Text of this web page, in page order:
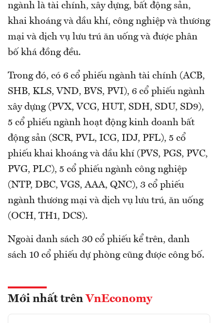
ngành là tài chính, xây dựng, bất động sản,
khai khoáng và dầu khí, công nghiệp và thương
mại và dịch vụ lưu trú ăn uống và được phân
bố khá đồng đều.
Trong đó, có 6 cổ phiếu ngành tài chính (ACB,
SHB, KLS, VND, BVS, PVI), 6 cổ phiếu ngành
xây dựng (PVX, VCG, HUT, SDH, SDU, SD9),
5 cổ phiếu ngành hoạt động kinh doanh bất
động sản (SCR, PVL, ICG, IDJ, PFL), 5 cổ
phiếu khai khoáng và dầu khí (PVS, PGS, PVC,
PVG, PLC), 5 cổ phiếu ngành công nghiệp
(NTP, DBC, VGS, AAA, QNC), 3 cổ phiếu
ngành thương mại và dịch vụ lưu trú, ăn uống
(OCH, TH1, DCS).
Ngoài danh sách 30 cổ phiếu kể trên, danh
sách 10 cổ phiếu dự phòng cũng được công bố.
Mới nhất trên VnEconomy